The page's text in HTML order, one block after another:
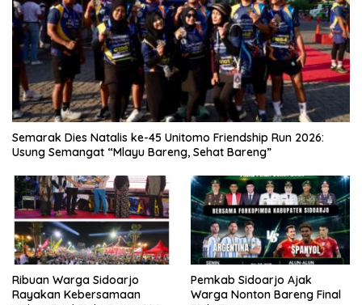
Semarak Dies Natalis ke-45 Unitomo Friendship Run 2026:
Usung Semangat “Mlayu Bareng, Sehat Bareng”
Ribuan Warga Sidoarjo
Rayakan Kebersamaan
Pemkab Sidoarjo Ajak
Warga Nonton Bareng Final